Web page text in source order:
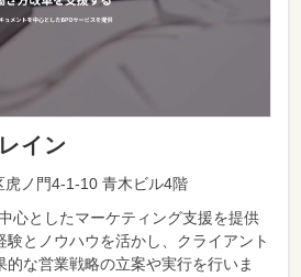
イン
ノ門4-1-10 青木ビル4階
心としたマーケティング支援を提供
とノウハウを活かし、クライアント
な営業戦略の立案や実行を行いま